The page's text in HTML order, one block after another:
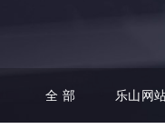
全 部 乐山网